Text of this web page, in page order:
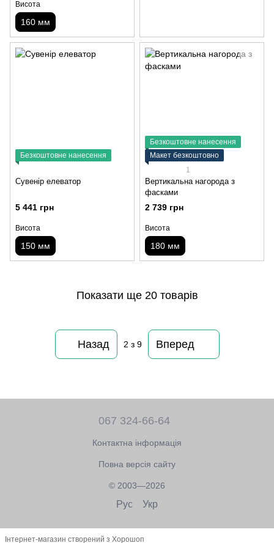
Висота
160 мм
Безкоштовне нанесення
Сувенір елеватор
5 441 грн
Висота
150 мм
Безкоштовне нанесення
Макет безкоштовно
1
Вертикальна нагорода з
фасками
2 739 грн
Висота
180 мм
Показати ще 20 товарів
Назад 2 з 9 Вперед
067 324-66-64
Контактна інформація
Повна версія сайту
© 2003—2026
Рус Укр
Інтернет-магазин створений з Хорошоп